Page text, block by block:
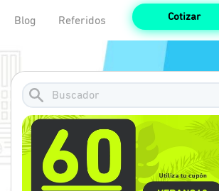
Cotizar
Blog Referidos